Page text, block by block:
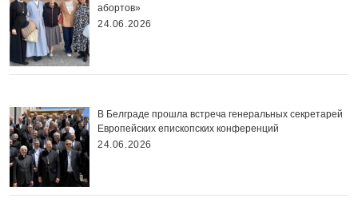
абортов»
24.06.2026
В Белграде прошла встреча генеральных секретарей
Европейских епископских конференций
24.06.2026